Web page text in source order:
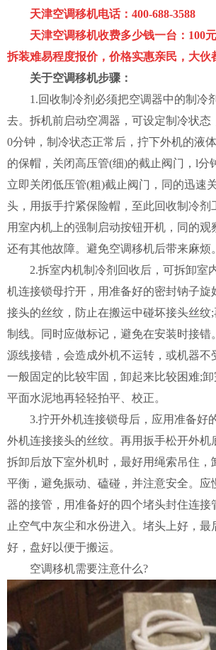
天津空调移机电话：400-688-3588
天津空调移机收费多少钱一台：100元
拆装难易程度报价，价格实惠亲民，大伙
关于空调移机步骤：
1.回收制冷剂必须把空调器中的制冷
去。拆机前启动空凋器，可设定制冷状态
0分钟，制冷状态正常后，拧下外机的液
的保帽，关闭高压管(细)的截止阀门，l分
立即关闭低压管(粗)截止阀门，同的迅速
头，用扳手拧紧保险帽，至此回收制冷剂
用室内机上的强制启动按钮开机，同的观
还有其他故障。避免空调移机后带来麻烦。
2.拆室内机制冷剂回收后，可拆卸室
机连接锁母拧开，用准备好的密封钠子旋
接头的丝纹，防止在搬运中碰坏接头丝纹
制线。同时应做标记，避免在安装时接错
源线接错，会造成外机不运转，或机器不
一般固定的比较牢固，卸起来比较困难;
平面水泥地再轻轻拍平、校正。
3.拧开外机连接锁母后，应用准备好
外机连接接头的丝纹。再用扳手松开外机
拆卸后放下室外机时，最好用绳索吊住，
平衡，避免振动、磕碰，并注意安全。应
器的接管，用准备好的四个堵头封住连接
止空气中灰尘和水份进入。堵头上好，最
好，盘好以便于搬运。
空调移机需要注意什么?